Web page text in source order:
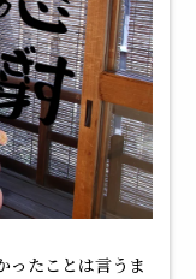
ったことは言うま